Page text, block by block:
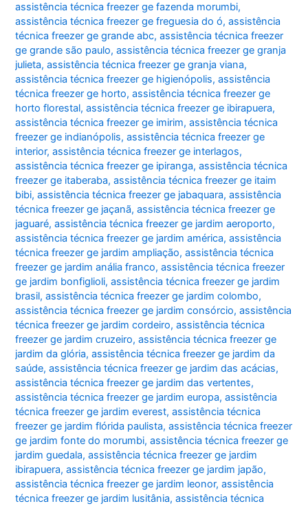
assistência técnica freezer ge fazenda morumbi,
assistência técnica freezer ge freguesia do ó,assistência
técnica freezer ge grande abc,assistência técnica freezer
ge grande são paulo,assistência técnica freezer ge granja
julieta,assistência técnica freezer ge granja viana,
assistência técnica freezer ge higienópolis,assistência
técnica freezer ge horto,assistência técnica freezer ge
horto florestal,assistência técnica freezer ge ibirapuera,
assistência técnica freezer ge imirim,assistência técnica
freezer ge indianópolis,assistência técnica freezer ge
interior,assistência técnica freezer ge interlagos,
assistência técnica freezer ge ipiranga,assistência técnica
freezer ge itaberaba,assistência técnica freezer ge itaim
bibi,assistência técnica freezer ge jabaquara,assistência
técnica freezer ge jaçanã,assistência técnica freezer ge
jaguaré,assistência técnica freezer ge jardim aeroporto,
assistência técnica freezer ge jardim américa,assistência
técnica freezer ge jardim ampliação,assistência técnica
freezer ge jardim anália franco,assistência técnica freezer
ge jardim bonfiglioli,assistência técnica freezer ge jardim
brasil,assistência técnica freezer ge jardim colombo,
assistência técnica freezer ge jardim consórcio,assistência
técnica freezer ge jardim cordeiro,assistência técnica
freezer ge jardim cruzeiro,assistência técnica freezer ge
jardim da glória,assistência técnica freezer ge jardim da
saúde,assistência técnica freezer ge jardim das acácias,
assistência técnica freezer ge jardim das vertentes,
assistência técnica freezer ge jardim europa,assistência
técnica freezer ge jardim everest,assistência técnica
freezer ge jardim flórida paulista,assistência técnica freezer
ge jardim fonte do morumbi,assistência técnica freezer ge
jardim guedala,assistência técnica freezer ge jardim
ibirapuera,assistência técnica freezer ge jardim japão,
assistência técnica freezer ge jardim leonor,assistência
técnica freezer ge jardim lusitânia,assistência técnica